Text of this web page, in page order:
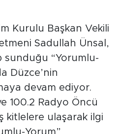
Kurulu Başkan Vekili
Sadullah Ünsal,
sunduğu “Yorumlu-
Düzce’nin
devam ediyor.
100.2 Radyo Öncü
kitlelere ulaşarak ilgi